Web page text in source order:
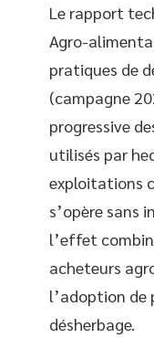
Le rapport
Agro-
pratiques de
(campagne
progressive
utilisés par
exploitations
s’opère sans
l’effet
acheteurs
l’adoption de
désherbage.